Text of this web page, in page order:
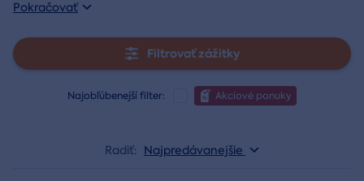
Pokračovať
Filtrovať zážitky
Najobľúbenejší filter: Akciové ponuky
Radiť: Najpredávanejšie